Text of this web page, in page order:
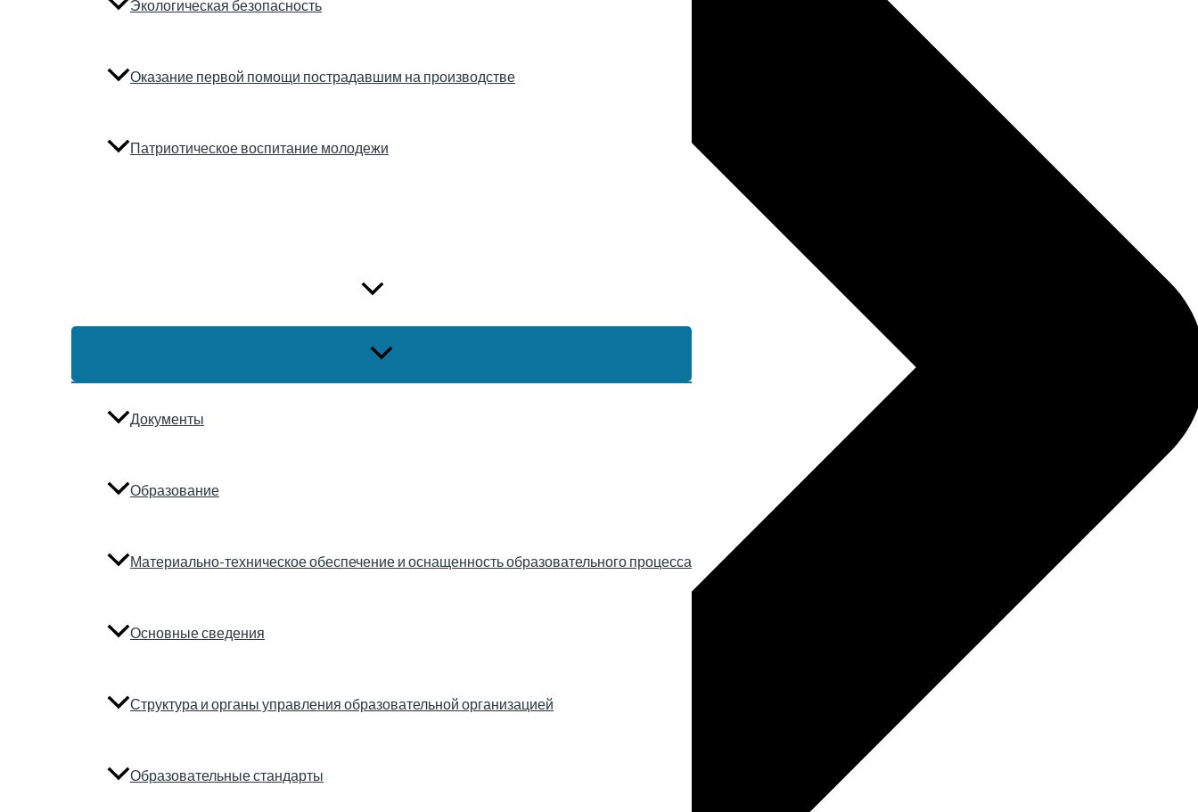
Экологическая безопасность
Оказание первой помощи пострадавшим на производстве
Патриотическое воспитание молодежи
ПЕРЕКЛЮЧАТЕЛЬ
МЕНЮ
Документы
Образование
Материально-техническое обеспечение и оснащенность образовательного процесса
Основные сведения
Структура и органы управления образовательной организацией
Образовательные стандарты